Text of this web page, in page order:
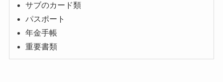
サブのカード類
パスポート
年金手帳
重要書類